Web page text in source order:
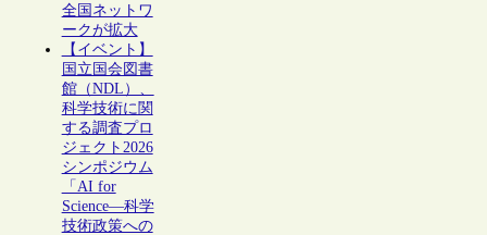
全国ネットワ
ークが拡大
【イベント】
国立国会図書
館（NDL）、
科学技術に関
する調査プロ
ジェクト2026
シンポジウム
「AI for
Science―科学
技術政策への